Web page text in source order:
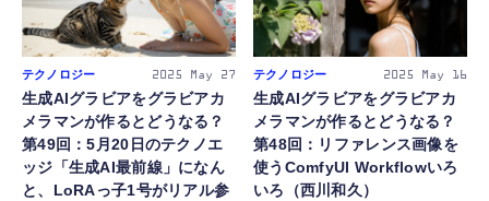
テクノロジー 2025 May 27
生成AIグラビアをグラビアカ
メラマンが作るとどうなる？
第49回：5月20日のテクノエ
ッジ「生成AI最前線」になん
と、LoRAっ子1号がリアル参
テクノロジー 2025 May 16
生成AIグラビアをグラビアカ
メラマンが作るとどうなる？
第48回：リファレンス画像を
使うComfyUI Workflowいろ
いろ（西川和久）